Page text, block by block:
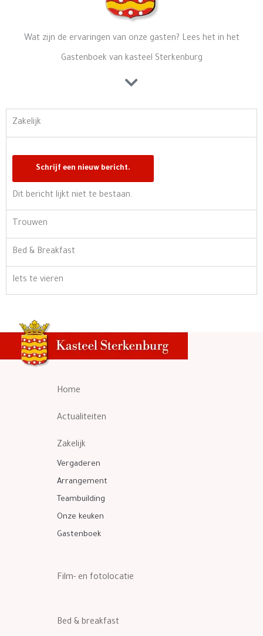
Wat zijn de ervaringen van onze gasten? Lees het in het
Gastenboek van kasteel Sterkenburg
Zakelijk
Dit bericht lijkt niet te bestaan.
Trouwen
Bed & Breakfast
Iets te vieren
Home
Actualiteiten
Zakelijk
Vergaderen
Arrangement
Teambuilding
Onze keuken
Gastenboek
Film- en fotolocatie
Bed & breakfast